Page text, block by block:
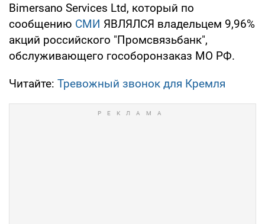
Bimersano Services Ltd, который по
сообщению СМИ ЯВЛЯЛСЯ владельцем 9,96%
акций российского "Промсвязьбанк",
обслуживающего гособоронзаказ МО РФ.
Читайте: Тревожный звонок для Кремля